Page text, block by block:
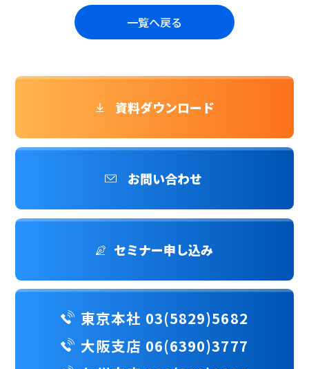
一覧へ戻る
資料ダウンロード
お問い合わせ
セミナー申し込み
東京本社 03(5829)5682
大阪支店 06(6390)3777